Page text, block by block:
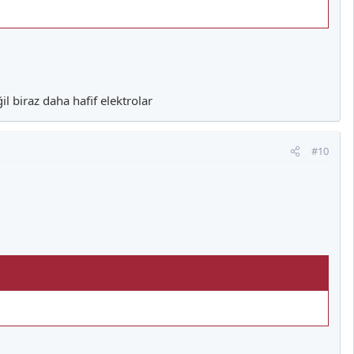
biraz daha hafif elektrolar
#10